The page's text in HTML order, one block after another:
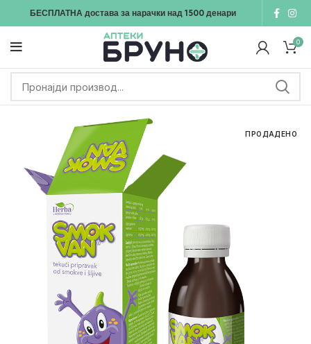
БЕСПЛАТНА доставаза нарачки над 1500денари
0
ПРОДАДЕНО